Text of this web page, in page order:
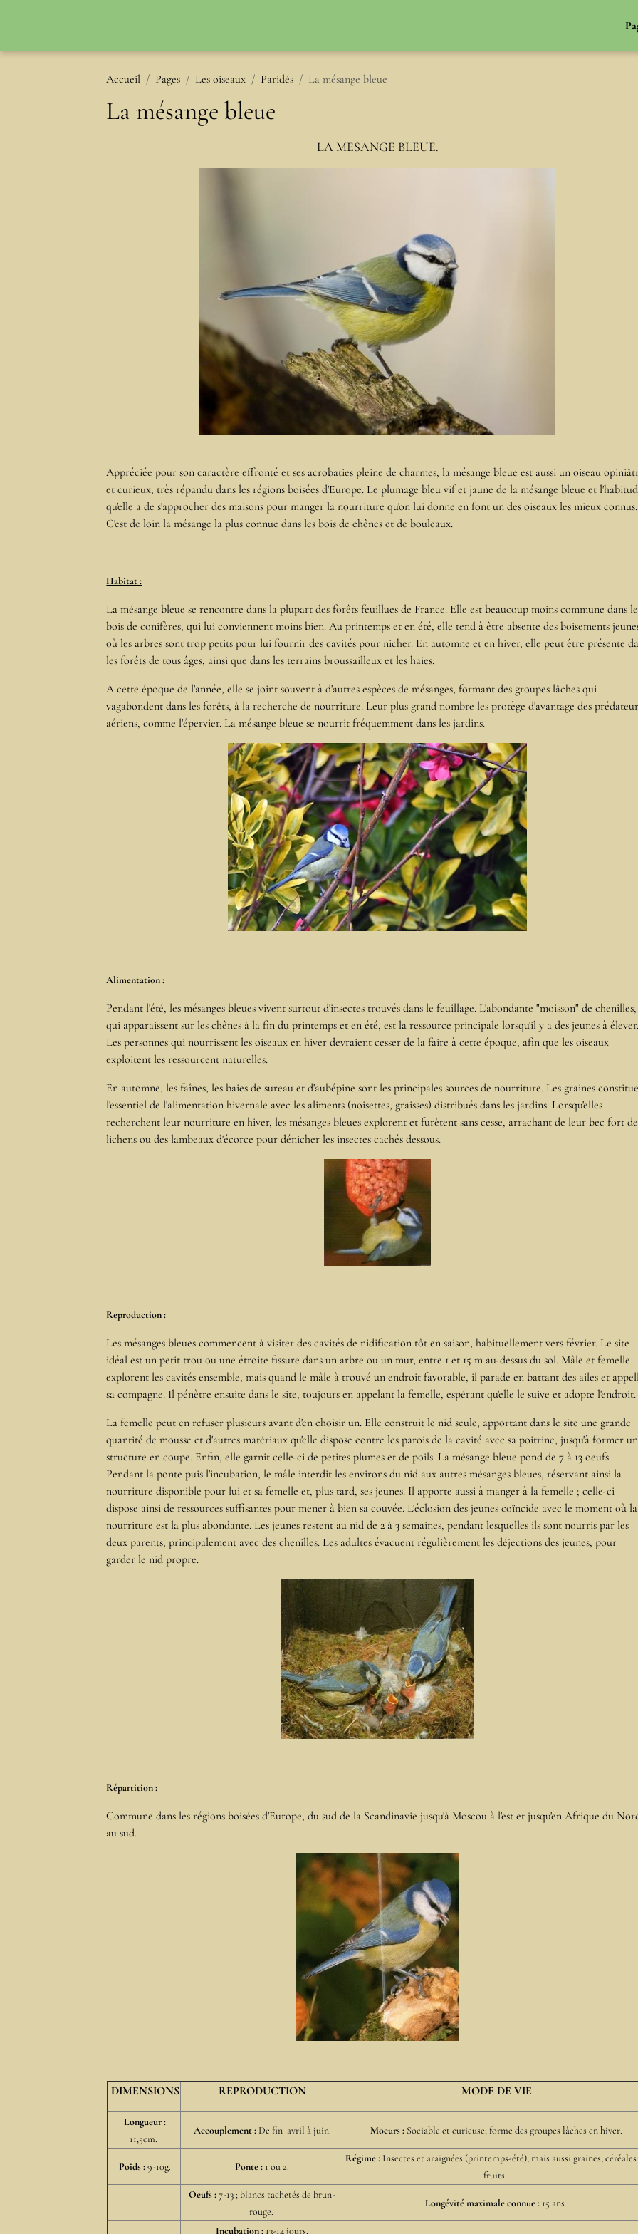
Accueil Pages Les oiseaux Paridés La mésange bleue
La mésange bleue
LA MESANGE BLEUE.
Appréciée pour son caractère effronté et ses acrobaties pleine de charmes, la mésange bleue est aussi un oiseau
et curieux, très répandu dans les régions boisées d'Europe. Le plumage bleu vif et jaune de la mésange bleue et
qu'elle a de s'approcher des maisons pour manger la nourriture qu'on lui donne en font un des oiseaux les mieux connus.
C'est de loin la mésange la plus connue dans les bois de chênes et de bouleaux.
Habitat :
La mésange bleue se rencontre dans la plupart des forêts feuillues de France. Elle est beaucoup moins commune dans
bois de conifères, qui lui conviennent moins bien. Au printemps et en été, elle tend à être absente des boisements
où les arbres sont trop petits pour lui fournir des cavités pour nicher. En automne et en hiver, elle peut être présente
les forêts de tous âges, ainsi que dans les terrains broussailleux et les haies.
A cette époque de l'année, elle se joint souvent à d'autres espèces de mésanges, formant des groupes lâches qui
vagabondent dans les forêts, à la recherche de nourriture. Leur plus grand nombre les protège d'avantage des
aériens, comme l'épervier. La mésange bleue se nourrit fréquemment dans les jardins.
Alimentation :
Pendant l'été, les mésanges bleues vivent surtout d'insectes trouvés dans le feuillage. L'abondante "moisson" de chenilles,
qui apparaissent sur les chênes à la fin du printemps et en été, est la ressource principale lorsqu'il y a des jeunes à
Les personnes qui nourrissent les oiseaux en hiver devraient cesser de la faire à cette époque, afin que les oiseaux
exploitent les ressourcent naturelles.
En automne, les faînes, les baies de sureau et d'aubépine sont les principales sources de nourriture. Les graines
l'essentiel de l'alimentation hivernale avec les aliments (noisettes, graisses) distribués dans les jardins. Lorsqu'elles
recherchent leur nourriture en hiver, les mésanges bleues explorent et furètent sans cesse, arrachant de leur bec fort
lichens ou des lambeaux d'écorce pour dénicher les insectes cachés dessous.
Reproduction :
Les mésanges bleues commencent à visiter des cavités de nidification tôt en saison, habituellement vers février. Le site
idéal est un petit trou ou une étroite fissure dans un arbre ou un mur, entre 1 et 15 m au-dessus du sol. Mâle et femelle
explorent les cavités ensemble, mais quand le mâle à trouvé un endroit favorable, il parade en battant des ailes et
sa compagne. Il pénètre ensuite dans le site, toujours en appelant la femelle, espérant qu'elle le suive et adopte l'endroit.
La femelle peut en refuser plusieurs avant d'en choisir un. Elle construit le nid seule, apportant dans le site une grande
quantité de mousse et d'autres matériaux qu'elle dispose contre les parois de la cavité avec sa poitrine, jusqu'à former
structure en coupe. Enfin, elle garnit celle-ci de petites plumes et de poils. La mésange bleue pond de 7 à 13 oeufs.
Pendant la ponte puis l'incubation, le mâle interdit les environs du nid aux autres mésanges bleues, réservant ainsi la
nourriture disponible pour lui et sa femelle et, plus tard, ses jeunes. Il apporte aussi à manger à la femelle ; celle-ci
dispose ainsi de ressources suffisantes pour mener à bien sa couvée. L'éclosion des jeunes coïncide avec le moment où la
nourriture est la plus abondante. Les jeunes restent au nid de 2 à 3 semaines, pendant lesquelles ils sont nourris par les
deux parents, principalement avec des chenilles. Les adultes évacuent régulièrement les déjections des jeunes, pour
garder le nid propre.
Répartition :
Commune dans les régions boisées d'Europe, du sud de la Scandinavie jusqu'à Moscou à l'est et jusqu'en Afrique du
au sud.
DIMENSIONS REPRODUCTION MODE DE VIE
Longueur :
11,5cm.
Accouplement :De fin avril à juin. Moeurs :Sociable et curieuse; forme des groupes lâches en hiver.
Poids :9-10g. Ponte : 1 ou 2.
Régime : Insectes et araignées (printemps-été), mais aussi graines,
fruits.
Oeufs :7-13 ; blancs tachetés de brun-
rouge.
Longévité maximale connue : 15 ans.
Incubation : 13-14 jours.